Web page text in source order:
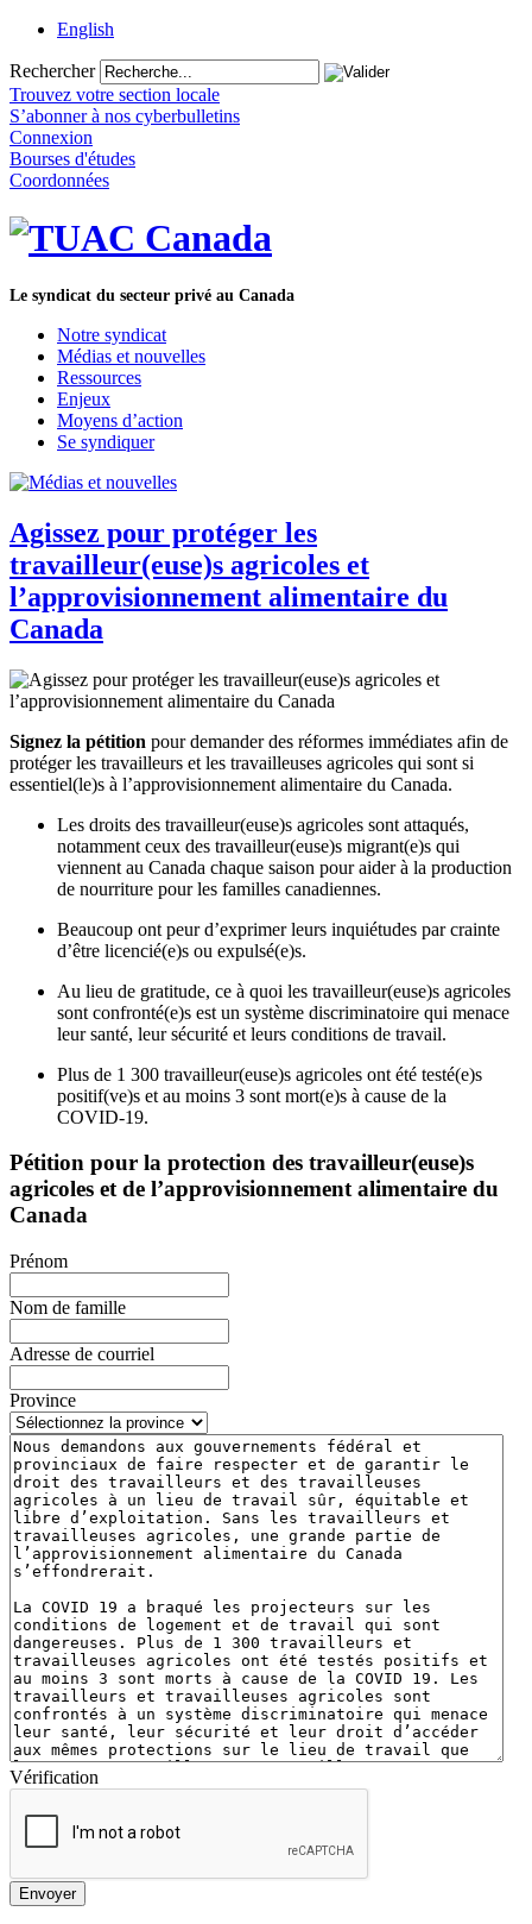
English
Rechercher
Trouvez votre section locale
S’abonner à nos cyberbulletins
Connexion
Bourses d'études
Coordonnées
Le syndicat du secteur privé au Canada
Notre syndicat
Médias et nouvelles
Ressources
Enjeux
Moyens d’action
Se syndiquer
Agissez pour protéger les
travailleur(euse)s agricoles et
l’approvisionnement alimentaire du
Canada
Signez la pétition pour demander des réformes immédiates afin de
protéger les travailleurs et les travailleuses agricoles qui sont si
essentiel(le)s à l’approvisionnement alimentaire du Canada.
Les droits des travailleur(euse)s agricoles sont attaqués,
notamment ceux des travailleur(euse)s migrant(e)s qui
viennent au Canada chaque saison pour aider à la production
de nourriture pour les familles canadiennes.
Beaucoup ont peur d’exprimer leurs inquiétudes par crainte
d’être licencié(e)s ou expulsé(e)s.
Au lieu de gratitude, ce à quoi les travailleur(euse)s agricoles
sont confronté(e)s est un système discriminatoire qui menace
leur santé, leur sécurité et leurs conditions de travail.
Plus de 1 300 travailleur(euse)s agricoles ont été testé(e)s
positif(ve)s et au moins 3 sont mort(e)s à cause de la
COVID‑19.
Pétition pour la protection des travailleur(euse)s
agricoles et de l’approvisionnement alimentaire du
Canada
Prénom
Nom de famille
Adresse de courriel
Province
Vérification